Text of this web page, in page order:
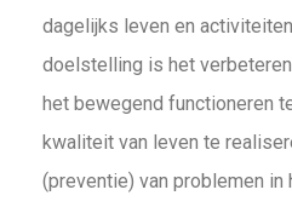
dagelijks leven en
doelstelling is het
het bewegend functioneren
kwaliteit van leven te
(preventie) van problemen in